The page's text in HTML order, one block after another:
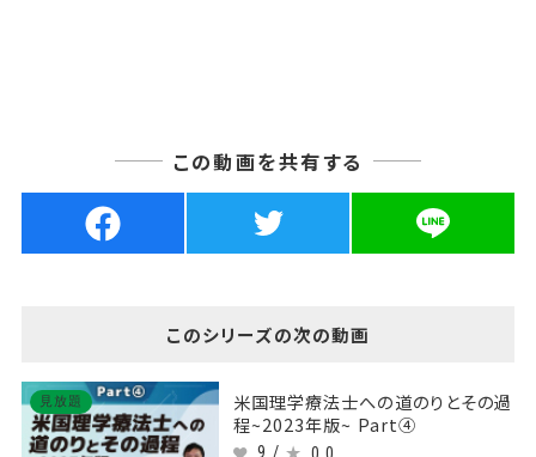
この動画を共有する
このシリーズの次の動画
見放題
米国理学療法士への道のりとその過
程~2023年版~ Part④
9 /